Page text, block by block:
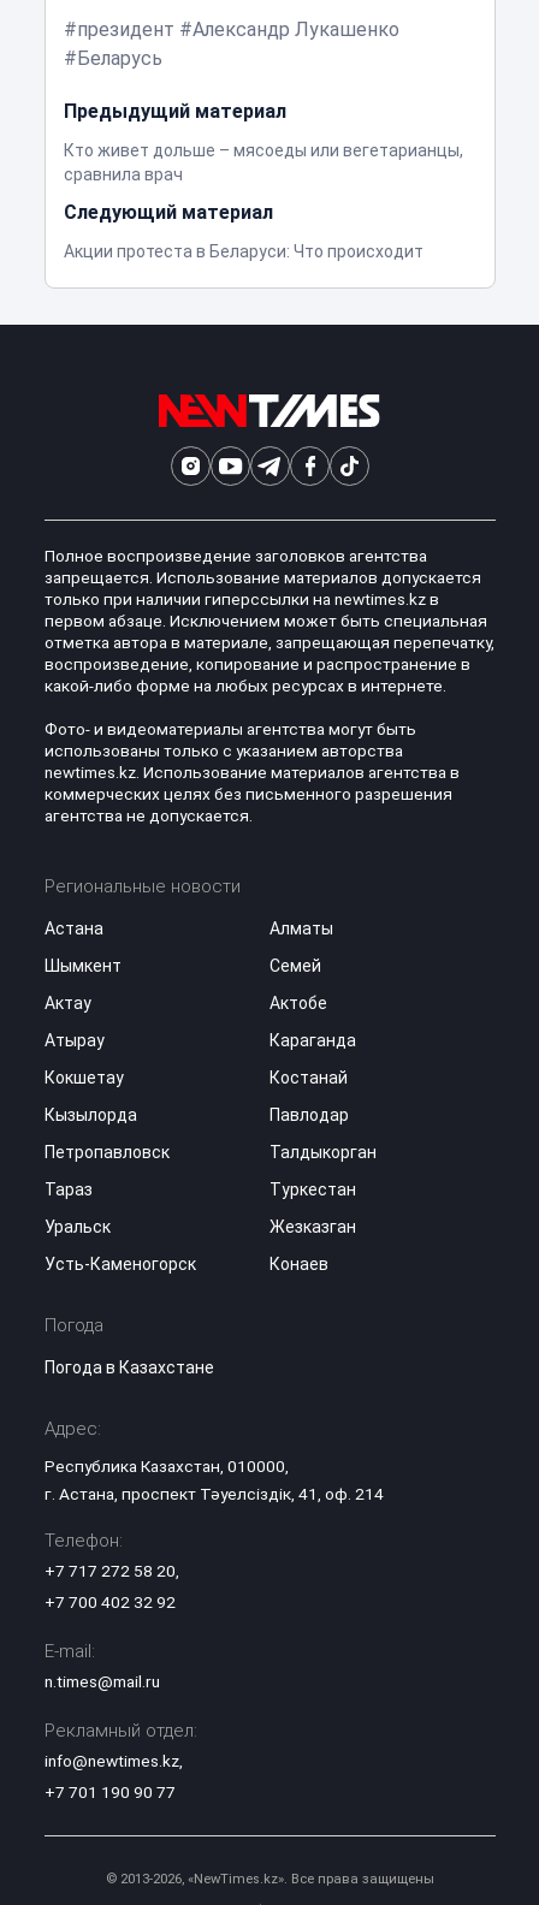
президент
Александр Лукашенко
Беларусь
Предыдущий материал
Кто живет дольше – мясоеды или вегетарианцы,
сравнила врач
Следующий материал
Акции протеста в Беларуси: Что происходит
Полное воспроизведение заголовков агентства
запрещается. Использование материалов допускается
только при наличии гиперссылки на newtimes.kz в
первом абзаце. Исключением может быть специальная
отметка автора в материале, запрещающая перепечатку,
воспроизведение, копирование и распространение в
какой-либо форме на любых ресурсах в интернете.
Фото- и видеоматериалы агентства могут быть
использованы только с указанием авторства
newtimes.kz. Использование материалов агентства в
коммерческих целях без письменного разрешения
агентства не допускается.
Региональные новости
Астана
Алматы
Шымкент
Семей
Актау
Актобе
Атырау
Караганда
Кокшетау
Костанай
Кызылорда
Павлодар
Петропавловск
Талдыкорган
Тараз
Туркестан
Уральск
Жезказган
Усть-Каменогорск
Конаев
Погода
Погода в Казахстане
Адрес:
Республика Казахстан, 010000,
г. Астана, проспект Тәуелсіздік, 41, оф. 214
Телефон:
+7 717 272 58 20
+7 700 402 32 92
E-mail:
n.times@mail.ru
Рекламный отдел:
info@newtimes.kz,
+7 701 190 90 77
© 2013-2026, «NewTimes.kz». Все права защищены